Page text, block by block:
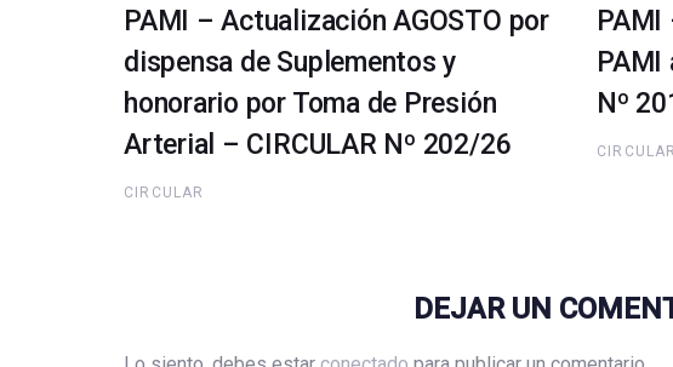
PAMI – Actualización AGOSTO por
dispensa de Suplementos y
honorario por Toma de Presión
Arterial – CIRCULAR Nº 202/26
CIRCULAR
PAMI
PAMI
Nº
CIRCULAR
DEJAR UN